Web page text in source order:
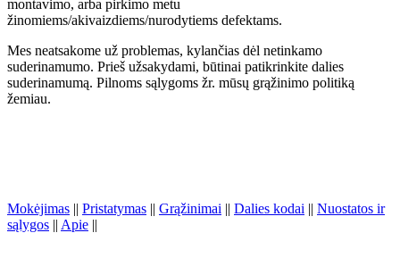
montavimo, arba pirkimo metu
žinomiems/akivaizdiems/nurodytiems defektams.
Mes neatsakome už problemas, kylančias dėl netinkamo
suderinamumo. Prieš užsakydami, būtinai patikrinkite dalies
suderinamumą. Pilnoms sąlygoms žr. mūsų grąžinimo politiką
žemiau.
Mokėjimas || Pristatymas || Grąžinimai || Dalies kodai || Nuostatos ir
sąlygos || Apie ||